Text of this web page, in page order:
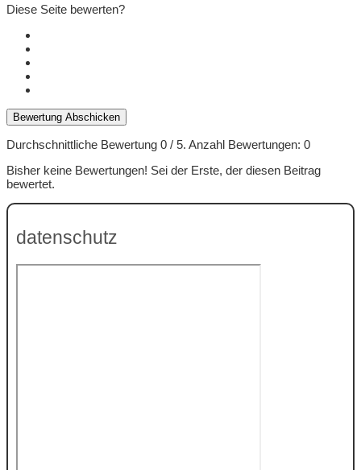
Diese Seite bewerten?
Bewertung Abschicken
Durchschnittliche Bewertung 0 / 5. Anzahl Bewertungen: 0
Bisher keine Bewertungen! Sei der Erste, der diesen Beitrag
bewertet.
datenschutz